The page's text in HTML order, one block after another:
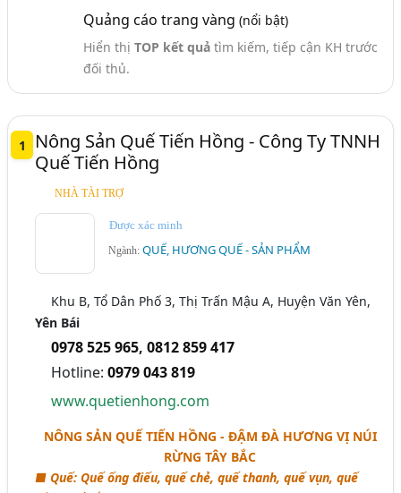
Quảng cáo trang vàng (nổi bật)
Hiển thị TOP kết quảtìm kiếm, tiếp cận KH trước
đối thủ.
1
Nông Sản Quế Tiến Hồng - Công Ty TNNH
Quế Tiến Hồng
NHÀ TÀI TRỢ
Được xác minh
Ngành:QUẾ, HƯƠNG QUẾ - SẢN PHẨM
Khu B, Tổ Dân Phố 3, Thị Trấn Mậu A, Huyện Văn Yên,
Yên Bái
0978 525 965,0812 859 417
Hotline:0979 043 819
www.quetienhong.com
NÔNG SẢN QUẾ TIẾN HỒNG - ĐẬM ĐÀ HƯƠNG VỊ NÚI
RỪNG TÂY BẮC
■ Quế: Quế ống điếu, quế chẻ, quế thanh, quế vụn, quế